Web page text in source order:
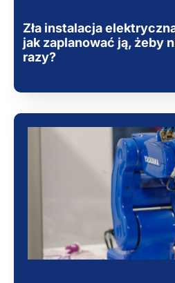
Zła instalacja
jak zaplanować ją, żeby
razy?